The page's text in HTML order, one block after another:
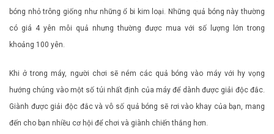
bóng nhỏ trông giống như những ổ bi kim loại. Những quả bóng này thường
có giá 4 yên mỗi quả nhưng thường được mua với số lượng lớn trong
khoảng 100 yên.
Khi ở trong máy, người chơi sẽ ném các quả bóng vào máy với hy vọng
hướng chúng vào một số túi nhất định của máy để dành được giải độc đắc.
Giành được giải độc đắc và vô số quả bóng sẽ rơi vào khay của bạn, mang
đến cho bạn nhiều cơ hội để chơi và giành chiến thắng hơn.